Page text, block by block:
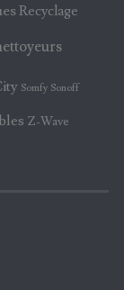
Recyclage
Somfy Sonoff
Z-Wave